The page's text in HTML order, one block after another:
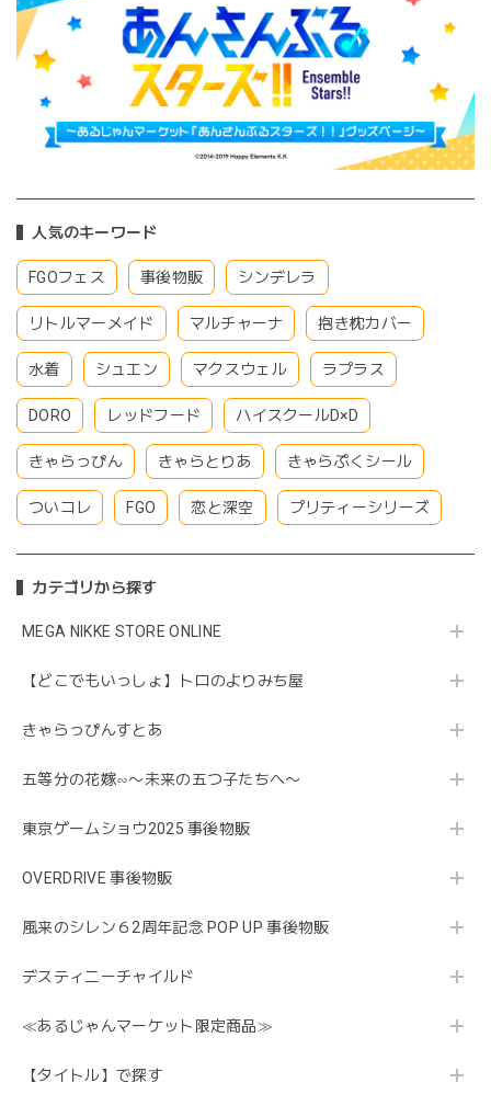
人気のキーワード
FGOフェス 事後物販 シンデレラ
リトルマーメイド マルチャーナ 抱き枕カバー
水着 シュエン マクスウェル ラプラス
DORO レッドフード ハイスクールD×D
きゃらっぴん きゃらとりあ きゃらぷくシール
ついコレ FGO 恋と深空 プリティーシリーズ
カテゴリから探す
MEGA NIKKE STORE ONLINE
【どこでもいっしょ】トロのよりみち屋
きゃらっぴんすとあ
五等分の花嫁∽〜未来の五つ子たちへ〜
東京ゲームショウ2025 事後物販
OVERDRIVE 事後物販
風来のシレン６2周年記念 POP UP 事後物販
デスティニーチャイルド
≪あるじゃんマーケット限定商品≫
【タイトル】で探す